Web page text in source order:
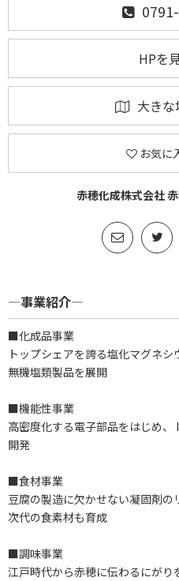
HPを
大きな
お気に
赤穂化成株式会社
―事業紹介―
■化成品事業
トップシェアを誇る塩化マグネ
無機塩類製品を展開
■機能性事業
高密度化する電子部品をはじめ
開発
■食材事業
豆腐の製造に欠かせない凝固剤の
次代の食素材も育成
■調味事業
江戸時代から赤穂に伝わるにがり